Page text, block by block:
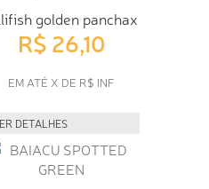
golden panchax
R$ 26,10
EM ATÉ X DE R$ INF
DETALHES